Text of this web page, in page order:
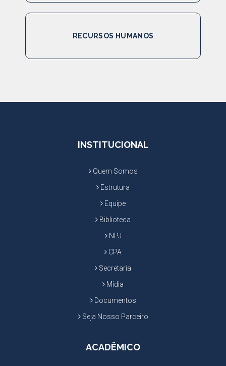
RECURSOS HUMANOS
INSTITUCIONAL
Quem Somos
Estrutura
Equipe
Biblioteca
NPJ
CPA
Secretaria
Mídia
Documentos
Seja Nosso Parceiro
ACADÊMICO